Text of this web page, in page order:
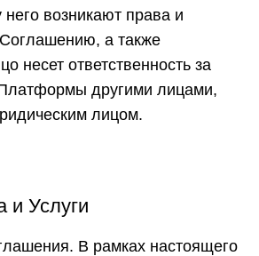
возникают права и
а также
несет ответственность за
другими лицами,
лицом.
и Услуги
В рамках настоящего